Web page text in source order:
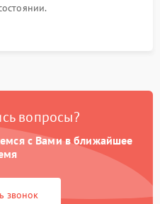
вопросы?
с Вами в ближайшее
звонок